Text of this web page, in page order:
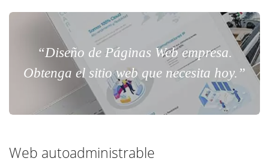
“Diseño de Páginas Web empresa.
Obtenga el sitio web que necesita hoy.”
Web autoadministrable